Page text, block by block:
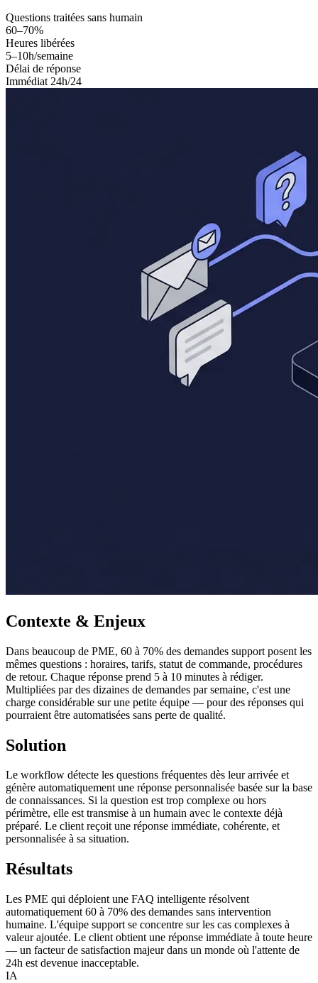
Questions traitées sans humain
60–70%
Heures libérées
5–10h/semaine
Délai de réponse
Immédiat 24h/24
Contexte & Enjeux
Dans beaucoup de PME, 60 à 70% des demandes support posent les
mêmes questions : horaires, tarifs, statut de commande, procédures
de retour. Chaque réponse prend 5 à 10 minutes à rédiger.
Multipliées par des dizaines de demandes par semaine, c'est une
charge considérable sur une petite équipe — pour des réponses qui
pourraient être automatisées sans perte de qualité.
Solution
Le workflow détecte les questions fréquentes dès leur arrivée et
génère automatiquement une réponse personnalisée basée sur la base
de connaissances. Si la question est trop complexe ou hors
périmètre, elle est transmise à un humain avec le contexte déjà
préparé. Le client reçoit une réponse immédiate, cohérente, et
personnalisée à sa situation.
Résultats
Les PME qui déploient une FAQ intelligente résolvent
automatiquement 60 à 70% des demandes sans intervention
humaine. L'équipe support se concentre sur les cas complexes à
valeur ajoutée. Le client obtient une réponse immédiate à toute heure
— un facteur de satisfaction majeur dans un monde où l'attente de
24h est devenue inacceptable.
IA